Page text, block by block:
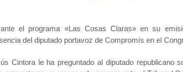
el programa «Las Cosas Claras» en su
del diputado portavoz de Compromís en el
Cintora le ha preguntado al diputado republicano